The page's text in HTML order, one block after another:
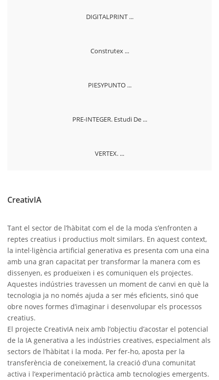
DIGITALPRINT ...
Construtex ...
PIESYPUNTO ...
PRE-INTEGER. Estudi De ...
VERTEX. ...
CreativIA
Tant el sector de l’hàbitat com el de la moda s’enfronten a
reptes creatius i productius molt similars. En aquest context,
la intel·ligència artificial generativa es presenta com una eina
amb una gran capacitat per transformar la manera com es
dissenyen, es produeixen i es comuniquen els projectes.
Aquestes indústries travessen un moment de canvi en què la
tecnologia ja no només ajuda a ser més eficients, sinó que
obre noves formes d’imaginar i desenvolupar els processos
creatius.
El projecte CreativIA neix amb l’objectiu d’acostar el potencial
de la IA generativa a les indústries creatives, especialment als
sectors de l’hàbitat i la moda. Per fer-ho, aposta per la
transferència de coneixement, la creació d’una comunitat
activa i l’experimentació pràctica amb tecnologies emergents.